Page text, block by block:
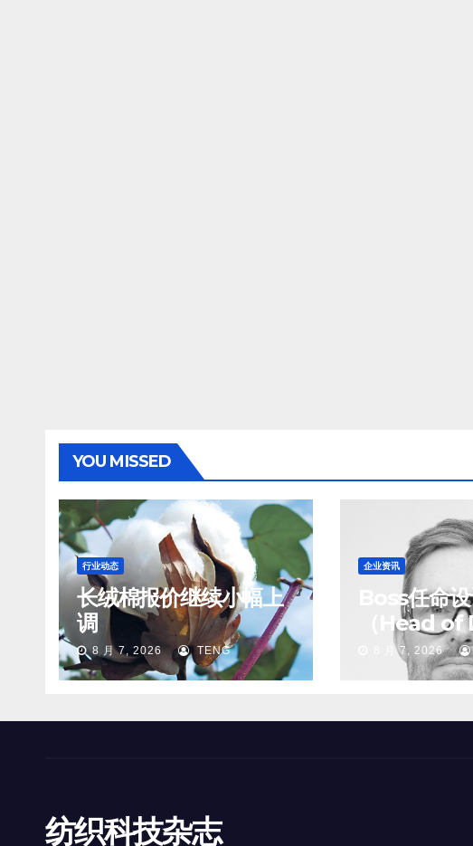
YOU MISSED
行业动态
长绒棉报价继续小幅上
调
8 月 7, 2026 TENG
企业资讯
Boss任命
（Head of
8 月 7, 2026
纺织科技杂志